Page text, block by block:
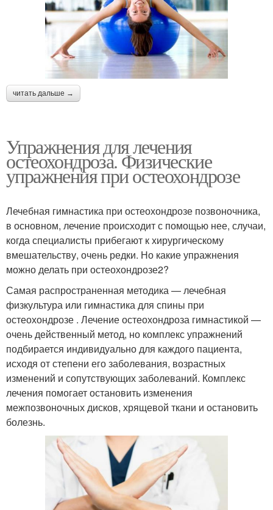
читать дальше →
Упражнения для лечения
остеохондроза. Физические
упражнения при остеохондрозе
Лечебная гимнастика при остеохондрозе позвоночника,
в основном, лечение происходит с помощью нее, случаи,
когда специалисты прибегают к хирургическому
вмешательству, очень редки. Но какие упражнения
можно делать при остеохондрозе2?
Самая распространенная методика — лечебная
физкультура или гимнастика для спины при
остеохондрозе . Лечение остеохондроза гимнастикой —
очень действенный метод, но комплекс упражнений
подбирается индивидуально для каждого пациента,
исходя от степени его заболевания, возрастных
изменений и сопутствующих заболеваний. Комплекс
лечения помогает остановить изменения
межпозвоночных дисков, хрящевой ткани и остановить
болезнь.